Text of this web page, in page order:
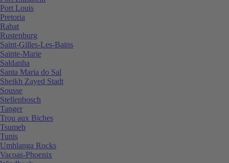
Port Louis
Pretoria
Rabat
Rustenburg
Saint-Gilles-Les-Bains
Sainte-Marie
Saldanha
Santa Maria do Sal
Sheikh Zayed Stadt
Sousse
Stellenbosch
Tanger
Trou aux Biches
Tsumeb
Tunis
Umhlanga Rocks
Vacoas-Phoenix